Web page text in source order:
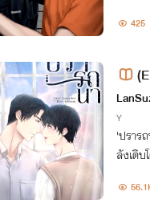
425
Y
'ปรารถนา' พบกับจุดเปลี่ยนในชีวิตเมื่อใน
ลังเติ